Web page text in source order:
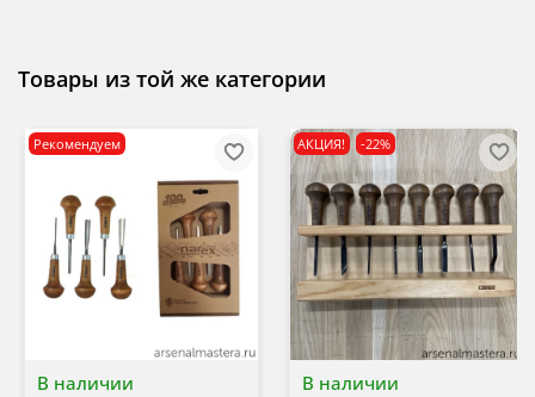
Товары из той же категории
В наличии
Рекомендуем
В наличии
АКЦИЯ! -22%